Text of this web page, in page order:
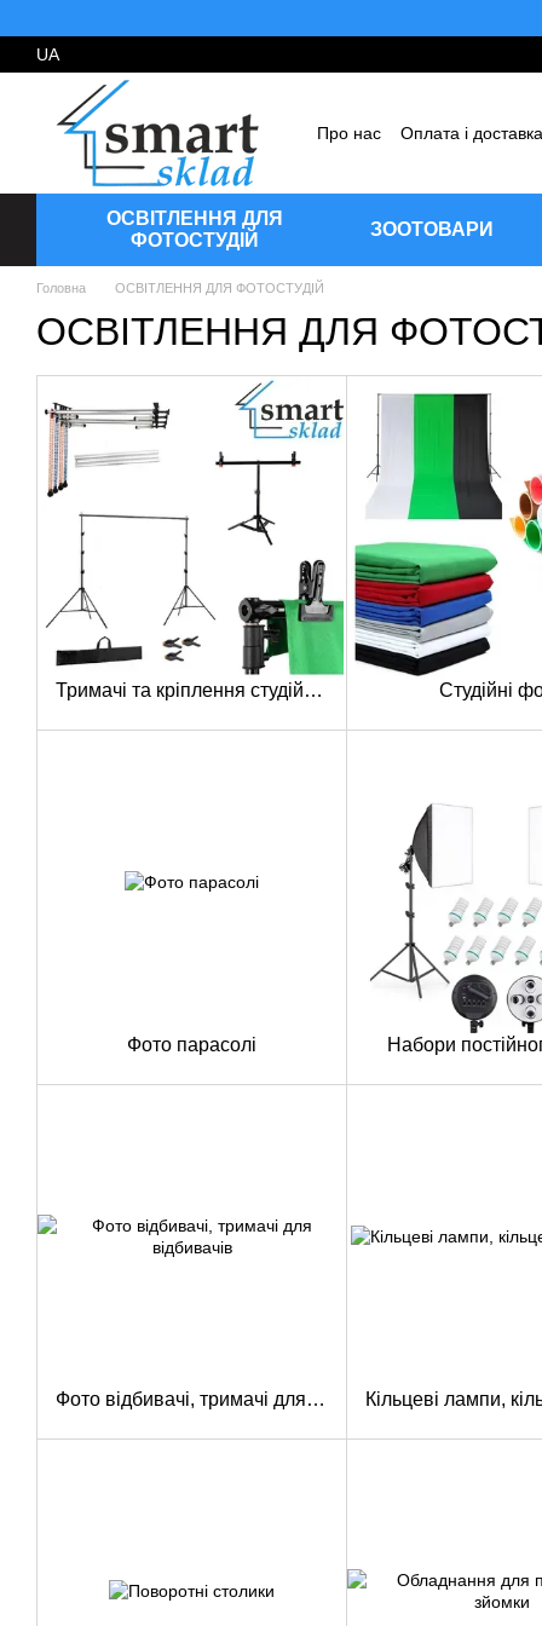
UA
Про нас
Оплата і доставка
ОСВІТЛЕННЯ ДЛЯ
ФОТОСТУДІЙ
ЗООТОВАРИ
Головна ОСВІТЛЕННЯ ДЛЯ ФОТОСТУДІЙ
ОСВІТЛЕННЯ ДЛЯ
Тримачі та кріплення студійних фонів Студійні
Фото парасолі Набори
Фото відбивачі, тримачі для відбивачів